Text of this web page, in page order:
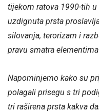
tijekom ratova 1990-tih
uzdignuta prsta
silovanja, terorizam i
pravu smatra
Napominjemo kako su
polagali prisegu s tri
tri raširena prsta kakva